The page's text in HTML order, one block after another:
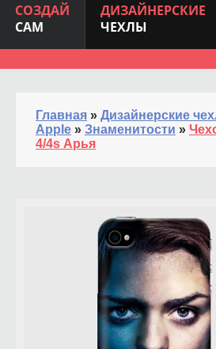
СОЗДАЙ
САМ
ДИЗАЙНЕРСКИЕ
ЧЕХЛЫ
Главная » Дизайнерские
Apple » Знаменитости »
4/4s Арья